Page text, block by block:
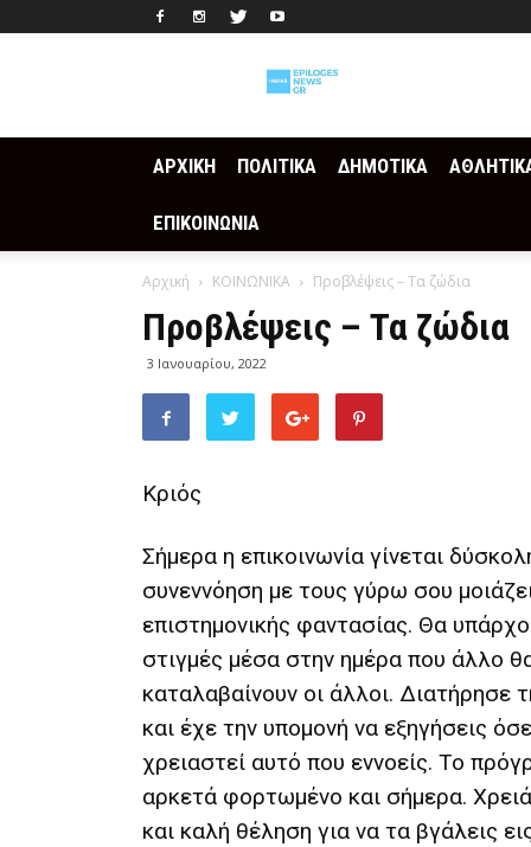
ΑΡΧΙΚΗ ΠΟΛΙΤΙΚΑ ΔΗΜΟΤΙΚΑ
ΕΠΙΚΟΙΝΩΝΙΑ
Αρχική ΚΟΙΝΩΝΙΚΑ Προβλέψεις – Τα ζώδια
Προβλέψεις – Τα ζώδια
3 Ιανουαρίου, 2022
Κριός
Σήμερα η επικοινωνία γίνεται
συνεννόηση με τους γύρω σου
επιστημονικής φαντασίας. Θα
στιγμές μέσα στην ημέρα που άλλο
καταλαβαίνουν οι άλλοι. Διατήρησε
και έχε την υπομονή να εξηγήσεις
χρειαστεί αυτό που εννοείς. Το
αρκετά φορτωμένο και σήμερα.
και καλή θέληση για να τα βγάλεις